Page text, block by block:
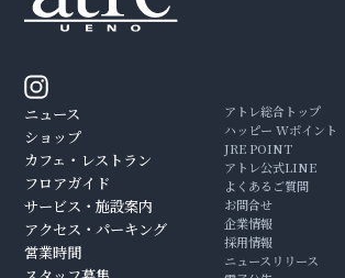
ニュース
ショップ
カフェ・レストラン
フロアガイド
サービス・施設案内
アクセス・パーキング
営業時間
アトレ総合トップ
ハッピー Wポイント
JRE POINT
アトレ公式LINE
よくあるご質問
お問合せ
企業情報
採用情報
ニュースリリース